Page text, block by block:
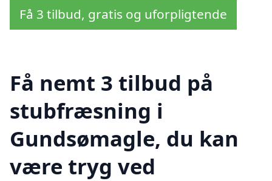
Få 3 tilbud, gratis og uforpligtende
Få nemt 3 tilbud på
stubfræsning i
Gundsømagle, du kan
være tryg ved